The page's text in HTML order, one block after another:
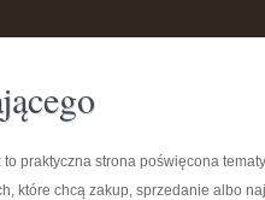
to praktyczna strona poświęcona
które chcą zakup, sprzedanie albo